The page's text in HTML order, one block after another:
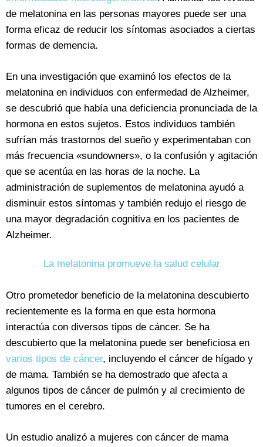
de melatonina en las personas mayores puede ser una
forma eficaz de reducir los síntomas asociados a ciertas
formas de demencia.
En una investigación que examinó los efectos de la
melatonina en individuos con enfermedad de Alzheimer,
se descubrió que había una deficiencia pronunciada de la
hormona en estos sujetos. Estos individuos también
sufrían más trastornos del sueño y experimentaban con
más frecuencia «sundowners», o la confusión y agitación
que se acentúa en las horas de la noche. La
administración de suplementos de melatonina ayudó a
disminuir estos síntomas y también redujo el riesgo de
una mayor degradación cognitiva en los pacientes de
Alzheimer.
La melatonina promueve la salud celular
Otro prometedor beneficio de la melatonina descubierto
recientemente es la forma en que esta hormona
interactúa con diversos tipos de cáncer. Se ha
descubierto que la melatonina puede ser beneficiosa en
varios tipos de cáncer, incluyendo el cáncer de hígado y
de mama. También se ha demostrado que afecta a
algunos tipos de cáncer de pulmón y al crecimiento de
tumores en el cerebro.
Un estudio analizó a mujeres con cáncer de mama